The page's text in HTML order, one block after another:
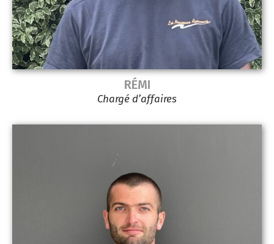
RÉMI
Chargé d’affaires